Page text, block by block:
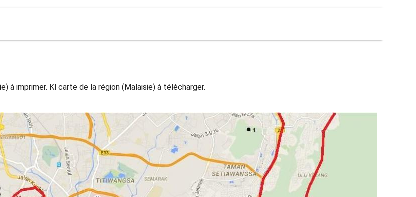
à imprimer. Kl carte de la région (Malaisie) à télécharger.